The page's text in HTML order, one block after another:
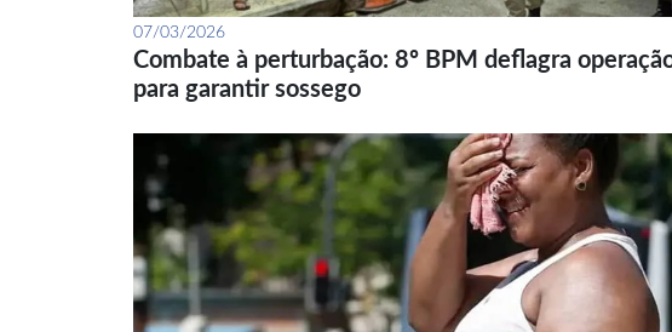
07/03/2026
Combate à perturbação: 8º BPM deflagra
para garantir sossego